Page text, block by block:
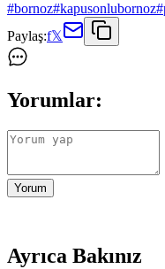
#bornoz#kapusonlubornoz#
Paylaş:f𝕏
Yorumlar:
Yorum
Ayrıca Bakınız